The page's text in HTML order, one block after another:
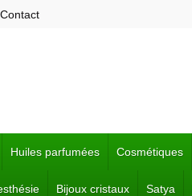
Contact
Huiles parfumées Cosmétiques
Bijoux cristaux Satya